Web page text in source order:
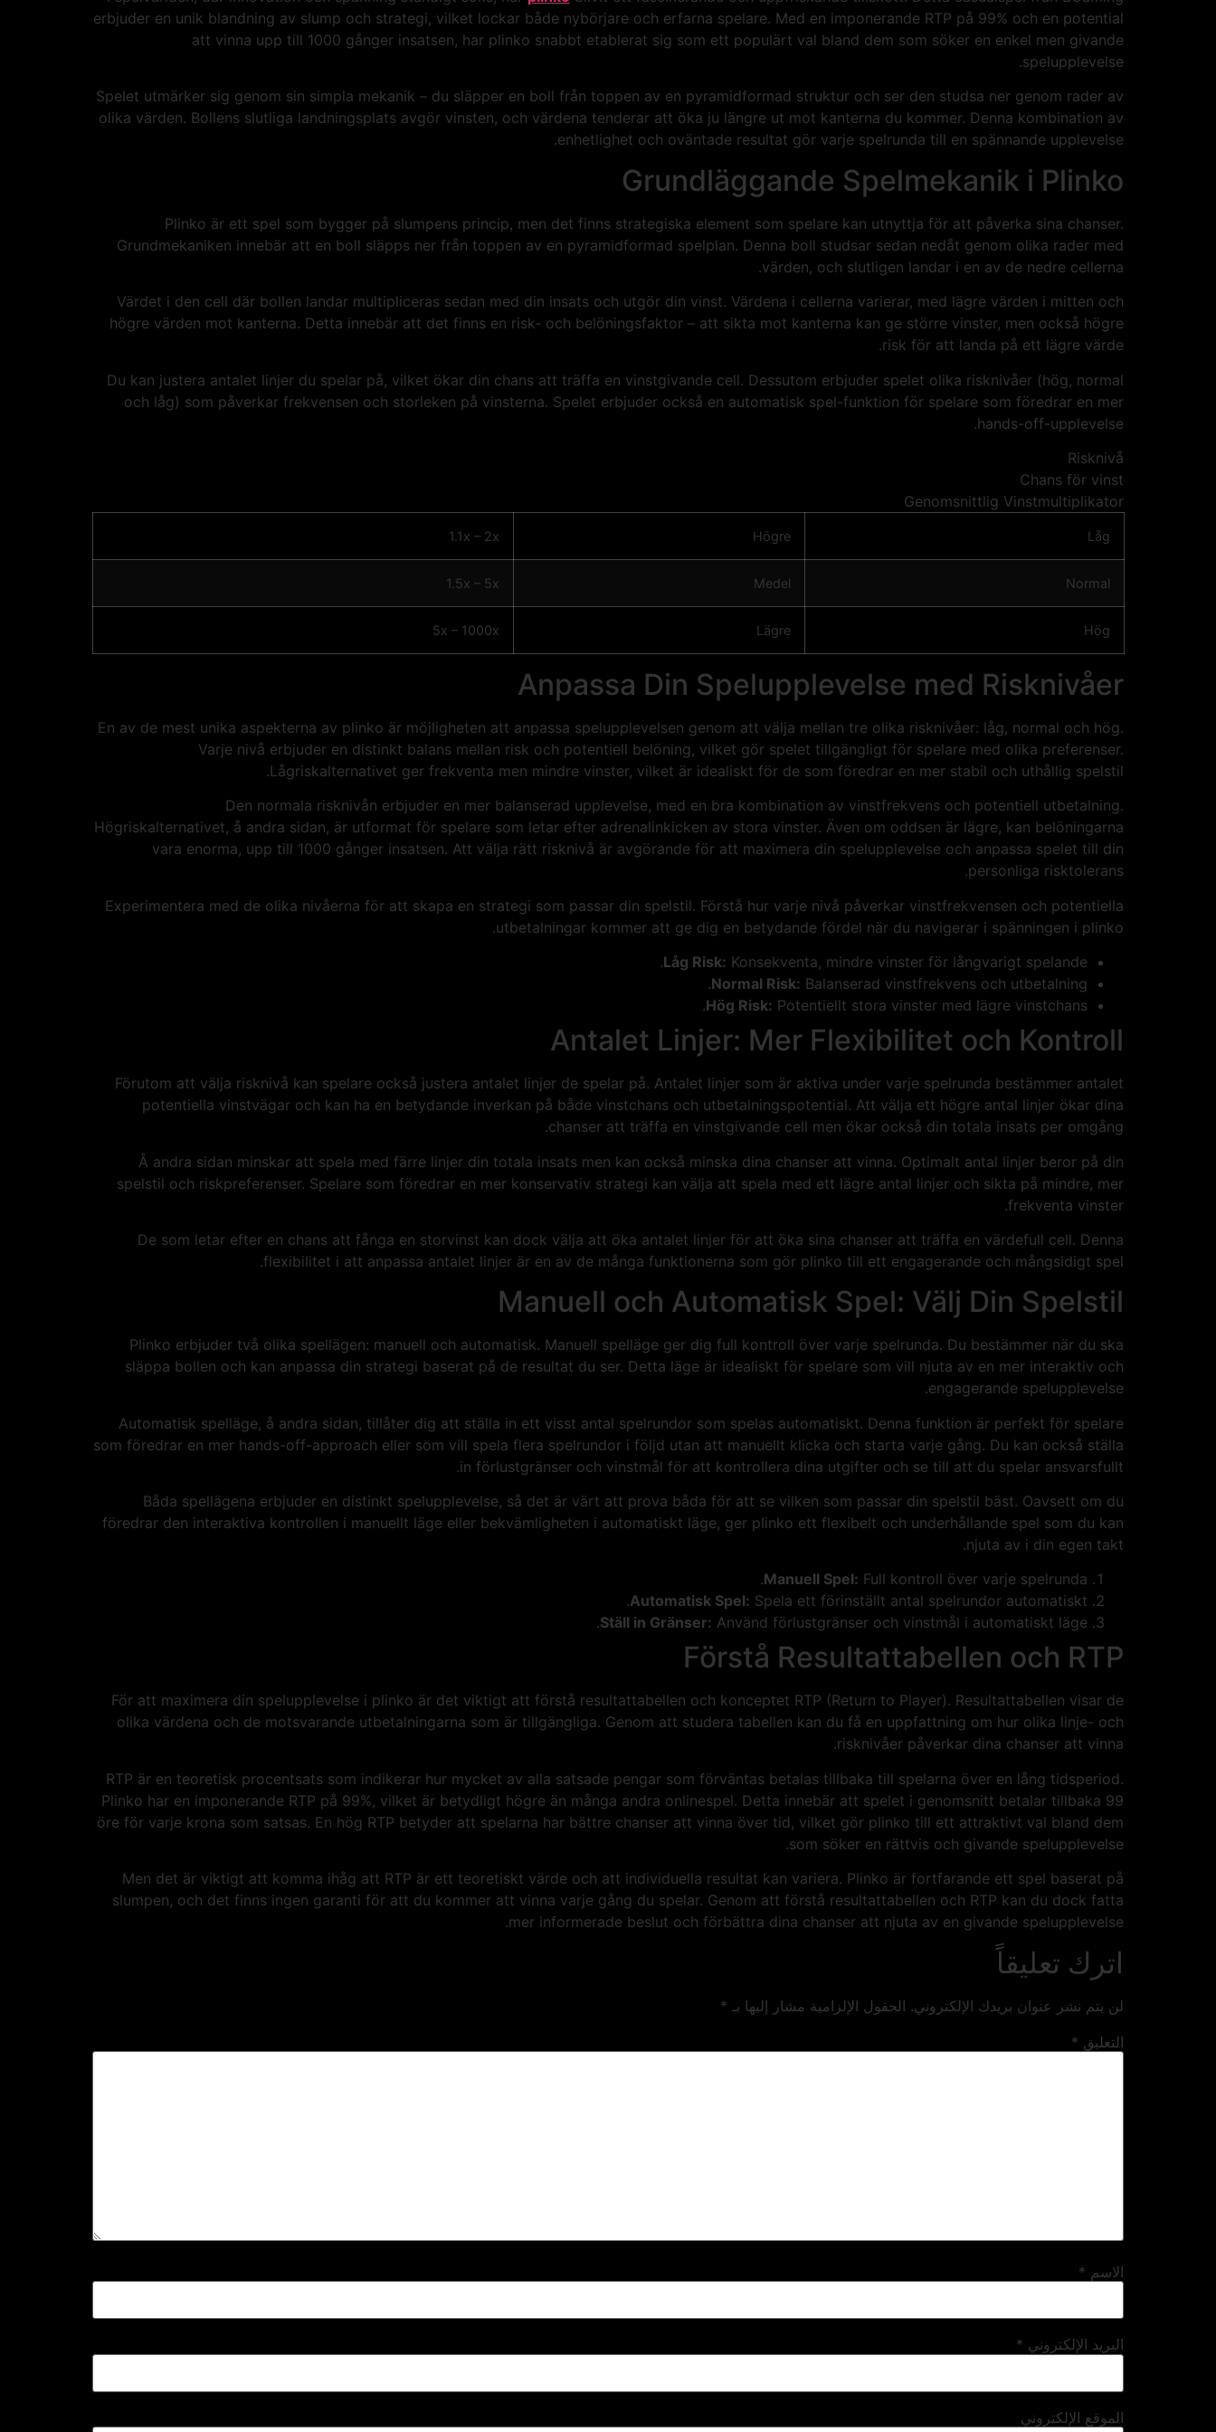
erbjuder en unik blandning av slump och strategi, vilket lockar både nybörjare och erfarna spelare. Med en imponerande RTP på 99% och en potential
att vinna upp till 1000 gånger insatsen, har plinko snabbt etablerat sig som ett populärt val bland dem som söker en enkel men givande
spelupplevelse.
Spelet utmärker sig genom sin simpla mekanik – du släpper en boll från toppen av en pyramidformad struktur och ser den studsa ner genom rader av
olika värden. Bollens slutliga landningsplats avgör vinsten, och värdena tenderar att öka ju längre ut mot kanterna du kommer. Denna kombination av
enhetlighet och oväntade resultat gör varje spelrunda till en spännande upplevelse.
Grundläggande Spelmekanik i Plinko
Plinko är ett spel som bygger på slumpens princip, men det finns strategiska element som spelare kan utnyttja för att påverka sina chanser.
Grundmekaniken innebär att en boll släpps ner från toppen av en pyramidformad spelplan. Denna boll studsar sedan nedåt genom olika rader med
värden, och slutligen landar i en av de nedre cellerna.
Värdet i den cell där bollen landar multipliceras sedan med din insats och utgör din vinst. Värdena i cellerna varierar, med lägre värden i mitten och
högre värden mot kanterna. Detta innebär att det finns en risk- och belöningsfaktor – att sikta mot kanterna kan ge större vinster, men också högre
risk för att landa på ett lägre värde.
Du kan justera antalet linjer du spelar på, vilket ökar din chans att träffa en vinstgivande cell. Dessutom erbjuder spelet olika risknivåer (hög, normal
och låg) som påverkar frekvensen och storleken på vinsterna. Spelet erbjuder också en automatisk spel-funktion för spelare som föredrar en mer
hands-off-upplevelse.
Risknivå
Chans för vinst
Genomsnittlig Vinstmultiplikator
Låg
Högre
1.1x – 2x
Normal
Medel
1.5x – 5x
Hög
Lägre
5x – 1000x
Anpassa Din Spelupplevelse med Risknivåer
En av de mest unika aspekterna av plinko är möjligheten att anpassa spelupplevelsen genom att välja mellan tre olika risknivåer: låg, normal och hög.
Varje nivå erbjuder en distinkt balans mellan risk och potentiell belöning, vilket gör spelet tillgängligt för spelare med olika preferenser.
Lågriskalternativet ger frekventa men mindre vinster, vilket är idealiskt för de som föredrar en mer stabil och uthållig spelstil.
Den normala risknivån erbjuder en mer balanserad upplevelse, med en bra kombination av vinstfrekvens och potentiell utbetalning.
Högriskalternativet, å andra sidan, är utformat för spelare som letar efter adrenalinkicken av stora vinster. Även om oddsen är lägre, kan belöningarna
vara enorma, upp till 1000 gånger insatsen. Att välja rätt risknivå är avgörande för att maximera din spelupplevelse och anpassa spelet till din
personliga risktolerans.
Experimentera med de olika nivåerna för att skapa en strategi som passar din spelstil. Förstå hur varje nivå påverkar vinstfrekvensen och potentiella
utbetalningar kommer att ge dig en betydande fördel när du navigerar i spänningen i plinko.
Låg Risk: Konsekventa, mindre vinster för långvarigt spelande.
Normal Risk: Balanserad vinstfrekvens och utbetalning.
Hög Risk: Potentiellt stora vinster med lägre vinstchans.
Antalet Linjer: Mer Flexibilitet och Kontroll
Förutom att välja risknivå kan spelare också justera antalet linjer de spelar på. Antalet linjer som är aktiva under varje spelrunda bestämmer antalet
potentiella vinstvägar och kan ha en betydande inverkan på både vinstchans och utbetalningspotential. Att välja ett högre antal linjer ökar dina
chanser att träffa en vinstgivande cell men ökar också din totala insats per omgång.
Å andra sidan minskar att spela med färre linjer din totala insats men kan också minska dina chanser att vinna. Optimalt antal linjer beror på din
spelstil och riskpreferenser. Spelare som föredrar en mer konservativ strategi kan välja att spela med ett lägre antal linjer och sikta på mindre, mer
frekventa vinster.
De som letar efter en chans att fånga en storvinst kan dock välja att öka antalet linjer för att öka sina chanser att träffa en värdefull cell. Denna
flexibilitet i att anpassa antalet linjer är en av de många funktionerna som gör plinko till ett engagerande och mångsidigt spel.
Manuell och Automatisk Spel: Välj Din Spelstil
Plinko erbjuder två olika spellägen: manuell och automatisk. Manuell spelläge ger dig full kontroll över varje spelrunda. Du bestämmer när du ska
släppa bollen och kan anpassa din strategi baserat på de resultat du ser. Detta läge är idealiskt för spelare som vill njuta av en mer interaktiv och
engagerande spelupplevelse.
Automatisk spelläge, å andra sidan, tillåter dig att ställa in ett visst antal spelrundor som spelas automatiskt. Denna funktion är perfekt för spelare
som föredrar en mer hands-off-approach eller som vill spela flera spelrundor i följd utan att manuellt klicka och starta varje gång. Du kan också ställa
in förlustgränser och vinstmål för att kontrollera dina utgifter och se till att du spelar ansvarsfullt.
Båda spellägena erbjuder en distinkt spelupplevelse, så det är värt att prova båda för att se vilken som passar din spelstil bäst. Oavsett om du
föredrar den interaktiva kontrollen i manuellt läge eller bekvämligheten i automatiskt läge, ger plinko ett flexibelt och underhållande spel som du kan
njuta av i din egen takt.
Manuell Spel: Full kontroll över varje spelrunda.
Automatisk Spel: Spela ett förinställt antal spelrundor automatiskt.
Ställ in Gränser: Använd förlustgränser och vinstmål i automatiskt läge.
Förstå Resultattabellen och RTP
För att maximera din spelupplevelse i plinko är det viktigt att förstå resultattabellen och konceptet RTP (Return to Player). Resultattabellen visar de
olika värdena och de motsvarande utbetalningarna som är tillgängliga. Genom att studera tabellen kan du få en uppfattning om hur olika linje- och
risknivåer påverkar dina chanser att vinna.
RTP är en teoretisk procentsats som indikerar hur mycket av alla satsade pengar som förväntas betalas tillbaka till spelarna över en lång tidsperiod.
Plinko har en imponerande RTP på 99%, vilket är betydligt högre än många andra onlinespel. Detta innebär att spelet i genomsnitt betalar tillbaka 99
öre för varje krona som satsas. En hög RTP betyder att spelarna har bättre chanser att vinna över tid, vilket gör plinko till ett attraktivt val bland dem
som söker en rättvis och givande spelupplevelse.
Men det är viktigt att komma ihåg att RTP är ett teoretiskt värde och att individuella resultat kan variera. Plinko är fortfarande ett spel baserat på
slumpen, och det finns ingen garanti för att du kommer att vinna varje gång du spelar. Genom att förstå resultattabellen och RTP kan du dock fatta
mer informerade beslut och förbättra dina chanser att njuta av en givande spelupplevelse.
اترك تعليقاً
لن يتم نشر عنوان بريدك الإلكتروني. الحقول الإلزامية مشار إليها بـ *
التعليق *
الاسم *
البريد الإلكتروني *
الموقع الإلكتروني